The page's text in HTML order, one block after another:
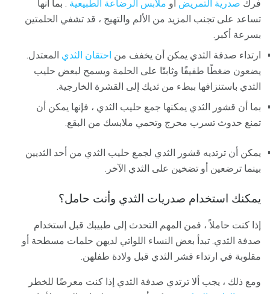
فرك صدرية التمريض أو ملابس الرضاعة الطبيعية . بما أنها
تساعد على تجنب المزيد من الألم والتهيج ، قد تشفي الحلمتين
بسرعة أكبر.
ارتداء صدفة الثدي يمكن أن يخفف من احتقان الثدي المعتدل.
يضعون ضغطًا طفيفًا وثابتًا على الحلمة ويسمح لبعض حليب
الثدي باستنزافها ببطء من ثديك إلى القشرة الخارجية.
بما أن قشور الثدي يمكنها جمع حليب الثدي ، فإنها يمكن أن
تمنع حدوث تسرب محرج وتحمي ملابسك من البقع.
يمكن أن ترتديه قشور الثدي لجمع حليب الثدي من أحد الثديين
بينما ترضعين أو تضخين على الثدي الآخر.
يمكنك استخدام صدريات الثدي وأنت حامل؟
إذا كنت حاملاً ، فمن المهم التحدث إلى طبيبك قبل استخدام
صدفة الثدي. تبدأ بعض النساء اللواتي لديهن حلمات مسطحة أو
مقلوبة في ارتداء قشر الثدي قبل ولادة طفلهن.
ومع ذلك ، يجب ألا ترتدي صدفة الثدي إذا كنت معرضًا للخطر